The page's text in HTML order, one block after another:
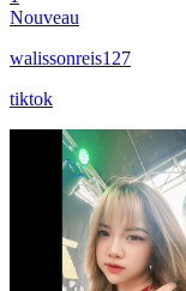
Nouveau
walissonreis127
tiktok